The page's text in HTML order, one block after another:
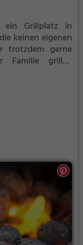
ein Grillplatz in
keinen eigenen
trotzdem gerne
Familie grillen